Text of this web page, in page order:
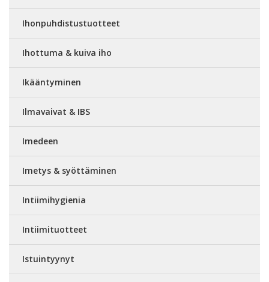
Ihonpuhdistustuotteet
Ihottuma & kuiva iho
Ikääntyminen
Ilmavaivat & IBS
Imedeen
Imetys & syöttäminen
Intiimihygienia
Intiimituotteet
Istuintyynyt